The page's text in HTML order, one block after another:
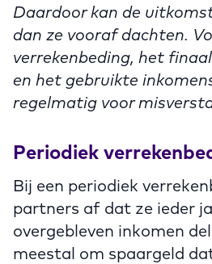
Daardoor kan de
dan ze vooraf dachten.
verrekenbeding, het
en het gebruikte
regelmatig voor
Periodiek
Bij een periodiek
partners af dat ze ieder
overgebleven inkomen
meestal om spaargeld